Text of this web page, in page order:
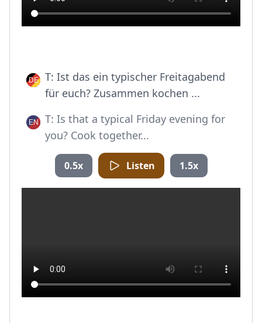
T: Ist das ein typischer Freitagabend
für euch? Zusammen kochen ...
T: Is that a typical Friday evening for
you? Cook together...
0.5x Listen 1.5x